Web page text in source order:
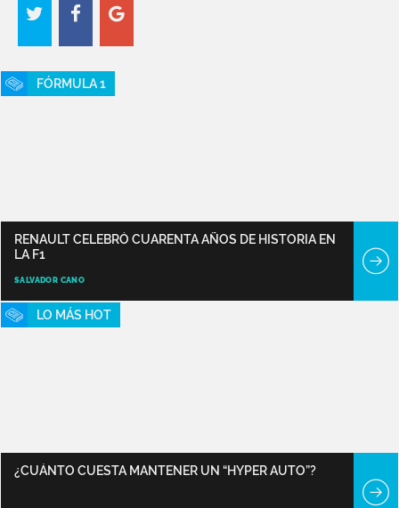
FÓRMULA 1
RENAULT CELEBRÓ CUARENTA AÑOS DE HISTORIA EN
LA F1
SALVADOR CANO
LO MÁS HOT
¿CUÁNTO CUESTA MANTENER UN “HYPER AUTO”?